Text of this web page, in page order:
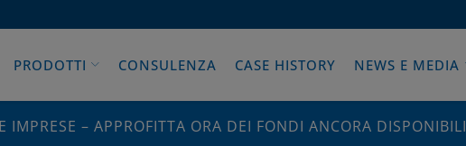
PRODOTTI CONSULENZA CASE HISTORY NEWS E MEDIA
IMPRESE – APPROFITTA ORA DEI FONDI ANCORA DISPONIBILI